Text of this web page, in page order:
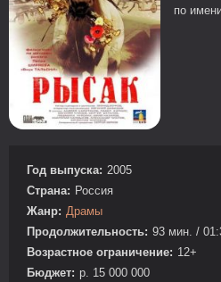
по
Год выпуска: 2005
Страна: Россия
Жанр: Драмы
Продолжительность: 93 мин. /
Возрастное ограничение: 12+
Бюджет: р. 15 000 000